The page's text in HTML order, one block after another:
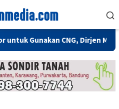
CNG, Dirjen Migas: